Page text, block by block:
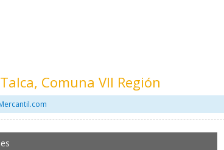
Comuna VII Región